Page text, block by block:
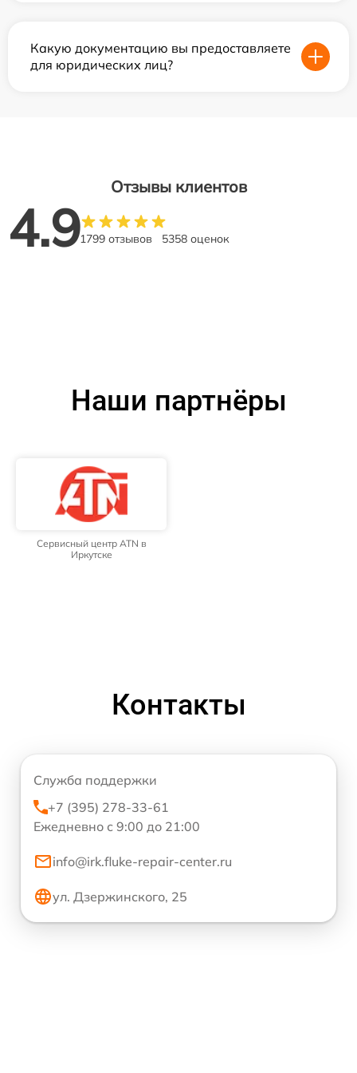
Какую документацию вы предоставляете
для юридических лиц?
Отзывы клиентов
4.91799 отзывов 5358 оценок
Наши партнёры
Сервисный центр ATN в
Иркутске
Контакты
Служба поддержки
+7 (395) 278-33-61
Ежедневно с 9:00 до 21:00
info@irk.fluke-repair-center.ru
ул. Дзержинского, 25